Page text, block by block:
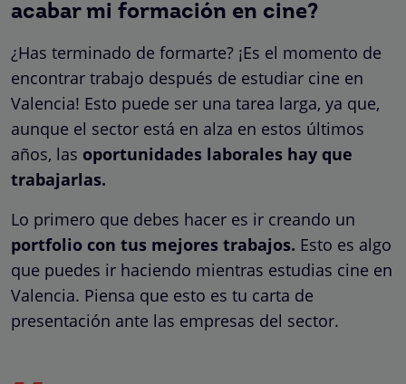
acabar mi formación en cine?
¿Has terminado de formarte? ¡Es el momento de
encontrar trabajo después de estudiar cine en
Valencia! Esto puede ser una tarea larga, ya que,
aunque el sector está en alza en estos últimos
años, las oportunidades laborales hay que
trabajarlas.
Lo primero que debes hacer es ir creando un
portfolio con tus mejores trabajos. Esto es algo
que puedes ir haciendo mientras estudias cine en
Valencia. Piensa que esto es tu carta de
presentación ante las empresas del sector.